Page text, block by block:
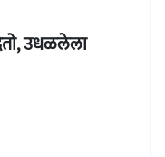
उधळलेला